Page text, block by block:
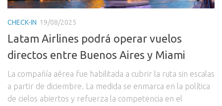
CHECK-IN 19/08/2025
Latam Airlines podrá operar vuelos
directos entre Buenos Aires y Miami
La compañía aérea fue habilitada a cubrir la ruta sin escalas
a partir de diciembre. La medida se enmarca en la política
de cielos abiertos y refuerza la competencia en el